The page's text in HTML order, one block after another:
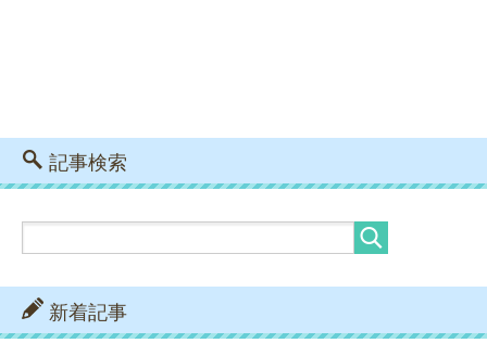
記事検索
新着記事